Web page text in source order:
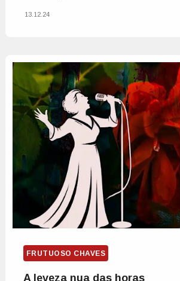
13.12.24
FRUTUOSO CHAVES
A leveza nua das horas